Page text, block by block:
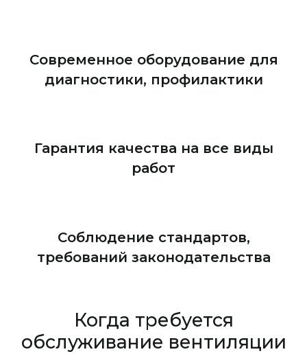
Современное оборудование для
диагностики, профилактики
Гарантия качества на все виды
работ
Соблюдение стандартов,
требований законодательства
Когда требуется
обслуживание вентиляции